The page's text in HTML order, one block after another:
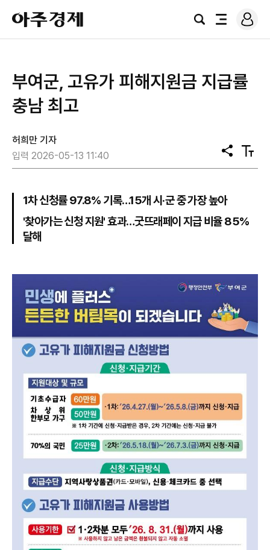
아
주
경
검
전
로
그
부여군, 고유가 피해지원금 지급률
충남 최고
허희만 기자
입력 2026-05-13 11:40
공
유
텍
스
1차 신청률 97.8% 기록…15개 시·군 중 가장 높아
'찾아가는 신청 지원' 효과…굿뜨래페이 지급 비율 85%
달해